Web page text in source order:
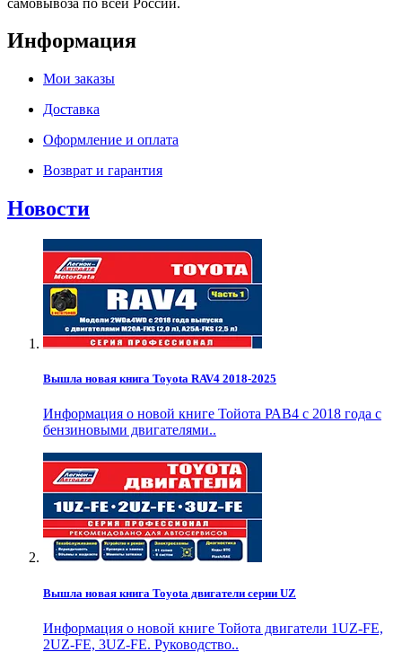
Информация
Мои заказы
Доставка
Оформление и оплата
Возврат и гарантия
Новости
Вышла новая книга Toyota RAV4 2018-2025
Информация о новой книге Тойота РАВ4 с 2018 года с
бензиновыми двигателями..
Вышла новая книга Toyota двигатели серии UZ
Информация о новой книге Тойота двигатели 1UZ-FE,
2UZ-FE, 3UZ-FE. Руководство..